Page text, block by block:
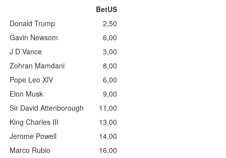
BetUS
Donald Trump
2,50
Gavin Newsom
6,00
J D Vance
3,00
Zohran Mamdani
8,00
Pope Leo XlV
6,00
Elon Musk
9,00
Sir David Attenborough
11,00
King Charles III
13,00
Jerome Powell
14,00
Marco Rubio
16,00